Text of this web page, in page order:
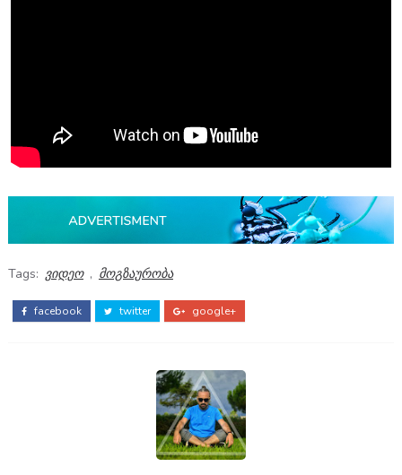
Tags: ვიდეო , მოგზაურობა
facebook twitter google+